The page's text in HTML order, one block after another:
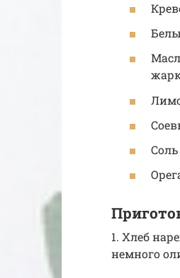
1. Хлеб
немного